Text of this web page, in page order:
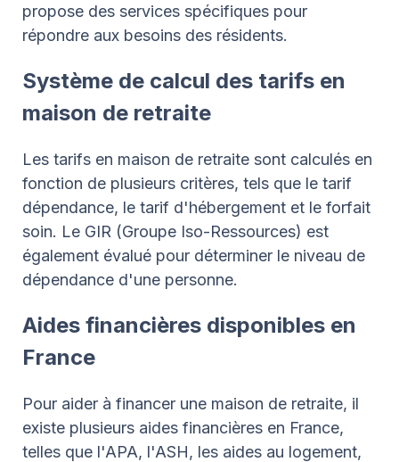
propose des services spécifiques pour
répondre aux besoins des résidents.
Système de calcul des tarifs en
maison de retraite
Les tarifs en maison de retraite sont calculés en
fonction de plusieurs critères, tels que le tarif
dépendance, le tarif d'hébergement et le forfait
soin. Le GIR (Groupe Iso-Ressources) est
également évalué pour déterminer le niveau de
dépendance d'une personne.
Aides financières disponibles en
France
Pour aider à financer une maison de retraite, il
existe plusieurs aides financières en France,
telles que l'APA, l'ASH, les aides au logement,